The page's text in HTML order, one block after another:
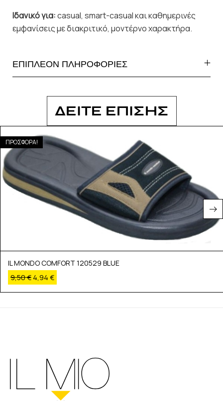
Ιδανικό για:casual, smart-casual και καθημερινές
εμφανίσεις με διακριτικό, μοντέρνο χαρακτήρα.
ΕΠΙΠΛΕΟΝ ΠΛΗΡΟΦΟΡΙΕΣ
ΔΕΙΤΕ ΕΠΙΣΗΣ
ΠΡΟΣΦΟΡΑ!
IL MONDO COMFORT 120529 BLUE
9,50€ 4,94 €